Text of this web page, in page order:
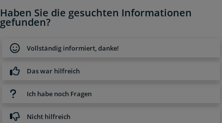
Haben Sie die gesuchten Informationen
gefunden?
Vollständig informiert, danke!
Das war hilfreich
Ich habe noch Fragen
Nicht hilfreich